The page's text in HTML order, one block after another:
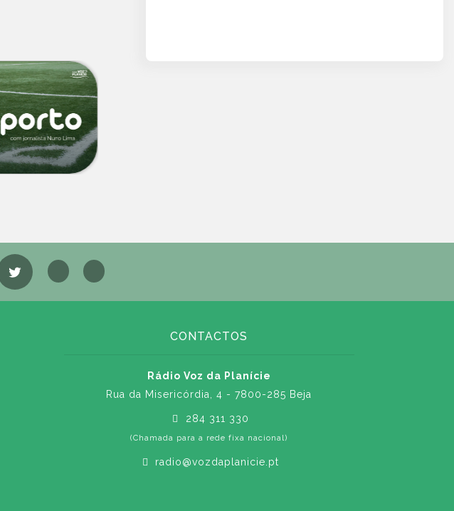
CONTACTOS
Rádio Voz da Planície
Rua da Misericórdia, 4 - 7800-285 Beja
284 311 330
(Chamada para a rede fixa nacional)
radio@vozdaplanicie.pt